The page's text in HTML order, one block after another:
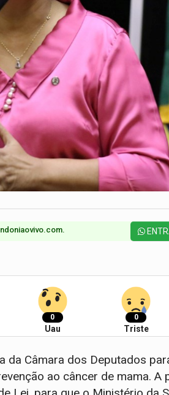
0
Uau
0
Triste
da Câmara dos Deputados
ao câncer de mama. A